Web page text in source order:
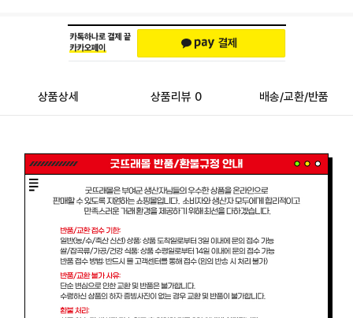
상품상세 상품리뷰 0 배송/교환/반품